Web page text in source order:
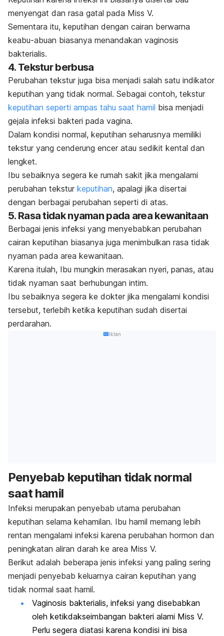
menyengat dan rasa gatal pada Miss V.
Sementara itu, keputihan dengan cairan berwarna
keabu-abuan biasanya menandakan vaginosis
bakterialis.
4. Tekstur berbusa
Perubahan tekstur juga bisa menjadi salah satu indikator
keputihan yang tidak normal. Sebagai contoh, tekstur
keputihan seperti ampas tahu saat hamil bisa menjadi
gejala infeksi bakteri pada vagina.
Dalam kondisi normal, keputihan seharusnya memiliki
tekstur yang cenderung encer atau sedikit kental dan
lengket.
Ibu sebaiknya segera ke rumah sakit jika mengalami
perubahan tekstur keputihan, apalagi jika disertai
dengan berbagai perubahan seperti di atas.
5. Rasa tidak nyaman pada area kewanitaan
Berbagai jenis infeksi yang menyebabkan perubahan
cairan keputihan biasanya juga menimbulkan rasa tidak
nyaman pada area kewanitaan.
Karena itulah, Ibu mungkin merasakan nyeri, panas, atau
tidak nyaman saat berhubungan intim.
Ibu sebaiknya segera ke dokter jika mengalami kondisi
tersebut, terlebih ketika keputihan sudah disertai
perdarahan.
Iklan
Penyebab keputihan tidak normal
saat hamil
Infeksi merupakan penyebab utama perubahan
keputihan selama kehamilan. Ibu hamil memang lebih
rentan mengalami infeksi karena perubahan hormon dan
peningkatan aliran darah ke area Miss V.
Berikut adalah beberapa jenis infeksi yang paling sering
menjadi penyebab keluarnya cairan keputihan yang
tidak normal saat hamil.
Vaginosis bakterialis, infeksi yang disebabkan
oleh ketikdakseimbangan bakteri alami Miss V.
Perlu segera diatasi karena kondisi ini bisa